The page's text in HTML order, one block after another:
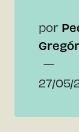
por
27/05/